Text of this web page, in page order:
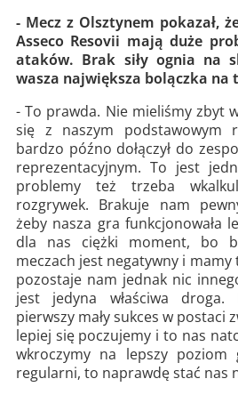
- Mecz z Olsztynem pokazał,
Asseco Resovii mają duże
ataków. Brak siły ognia na
wasza największa bolączka na
- To prawda. Nie mieliśmy zbyt
się z naszym podstawowym
bardzo późno dołączył do
reprezentacyjnym. To jest
problemy też trzeba
rozgrywek. Brakuje nam
żeby nasza gra funkcjonowała
dla nas ciężki moment, bo
meczach jest negatywny i
pozostaje nam jednak nic
jest jedyna właściwa
pierwszy mały sukces w postaci
lepiej się poczujemy i to nas
wkroczymy na lepszy
regularni, to naprawdę stać nas